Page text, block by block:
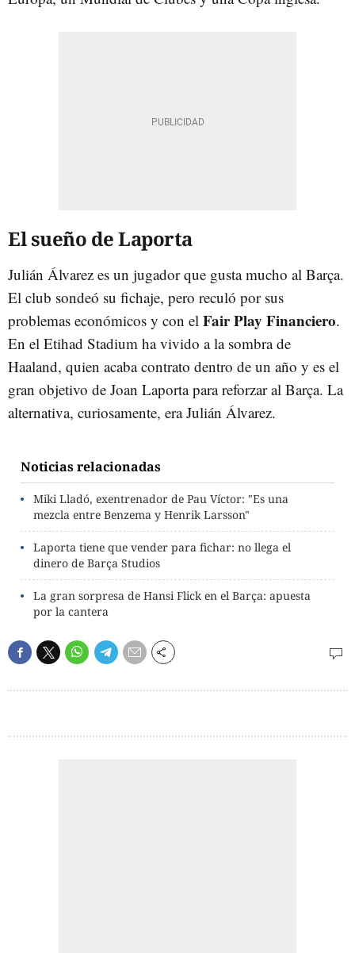
El sueño de Laporta
Julián Álvarez es un jugador que gusta mucho al Barça.
El club sondeó su fichaje, pero reculó por sus
problemas económicos y con el Fair Play Financiero.
En el Etihad Stadium ha vivido a la sombra de
Haaland, quien acaba contrato dentro de un año y es el
gran objetivo de Joan Laporta para reforzar al Barça. La
alternativa, curiosamente, era Julián Álvarez.
Noticias relacionadas
Miki Lladó, exentrenador de Pau Víctor: "Es una
mezcla entre Benzema y Henrik Larsson"
Laporta tiene que vender para fichar: no llega el
dinero de Barça Studios
La gran sorpresa de Hansi Flick en el Barça: apuesta
por la cantera